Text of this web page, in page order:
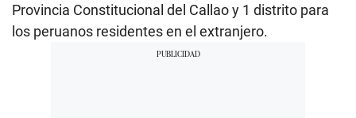
Provincia Constitucional del Callao y 1 distrito para
los peruanos residentes en el extranjero.